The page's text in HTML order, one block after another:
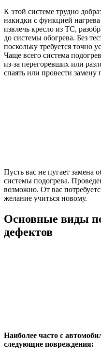
К этой системе трудно
накидки с функцией
извлечь кресло из ТС,
до системы обогрева. Без
поскольку требуется точно
Чаще всего система
из-за перегоревших или
спаять или провести замену
Пусть вас не пугает замена
системы подогрева.
возможно. От вас
желание учиться новому.
Основные виды
дефектов
Наиболее часто с
следующие повреждения: